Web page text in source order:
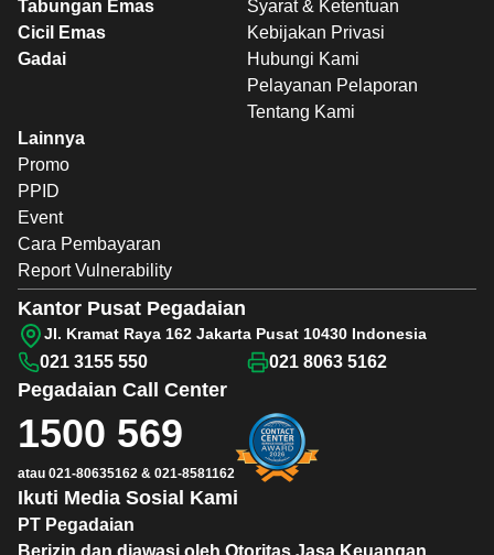
Tabungan Emas
Cicil Emas
Gadai
Syarat & Ketentuan
Kebijakan Privasi
Hubungi Kami
Pelayanan Pelaporan
Tentang Kami
Lainnya
Promo
PPID
Event
Cara Pembayaran
Report Vulnerability
PT Pegadaian
Ikuti Media Sosial Kami
Pegadaian Call Center
1500 569
atau 021-80635162 & 021-8581162
Kantor Pusat Pegadaian
Jl. Kramat Raya 162 Jakarta Pusat 10430 Indonesia
021 3155 550 021 8063 5162